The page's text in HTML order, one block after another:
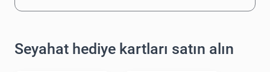
Seyahat hediye kartları satın alın